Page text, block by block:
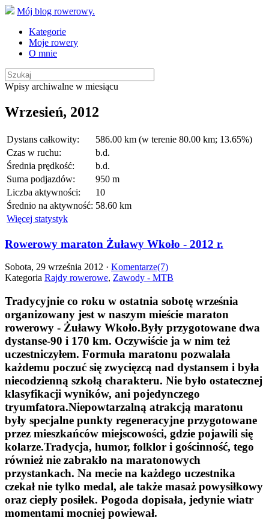
Mój blog rowerowy.
Kategorie
Moje rowery
O mnie
Wpisy archiwalne w miesiącu
Wrzesień, 2012
Dystans całkowity:
586.00 km (w terenie 80.00 km; 13.65%)
Czas w ruchu:
b.d.
Średnia prędkość:
b.d.
Suma podjazdów:
950 m
Liczba aktywności:
10
Średnio na aktywność: 58.60 km
Więcej statystyk
Rowerowy maraton Żuławy Wkoło - 2012 r.
Sobota, 29 września 2012 · Komentarze(7)
Kategoria Rajdy rowerowe, Zawody - MTB
Tradycyjnie co roku w ostatnia sobotę września
organizowany jest w naszym mieście maraton
rowerowy - Żuławy Wkoło.Były przygotowane dwa
dystanse-90 i 170 km. Oczywiście ja w nim też
uczestniczyłem. Formuła maratonu pozwalała
każdemu poczuć się zwycięzcą nad dystansem i była
niecodzienną szkołą charakteru. Nie było ostatecznej
klasyfikacji wyników, ani pojedynczego
tryumfatora.Niepowtarzalną atrakcją maratonu
były specjalne punkty regeneracyjne przygotowane
przez mieszkańców miejscowości, gdzie pojawili się
kolarze.Tradycja, humor, folklor i gościnność, tego
również nie zabrakło na maratonowych
przystankach. Na mecie na każdego uczestnika
czekał nie tylko medal, ale także masaż powysiłkowy
oraz ciepły posiłek. Pogoda dopisała, jedynie wiatr
momentami mocniej powiewał.